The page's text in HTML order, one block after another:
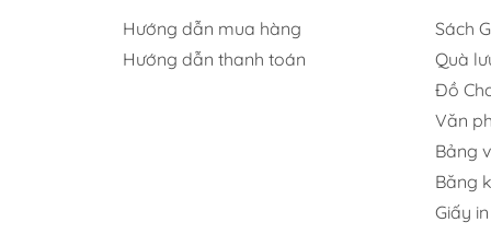
Hướng dẫn mua hàng
Hướng dẫn thanh toán
Sách
Quà
Đồ
Văn
Bảng
Băng
Giấy in